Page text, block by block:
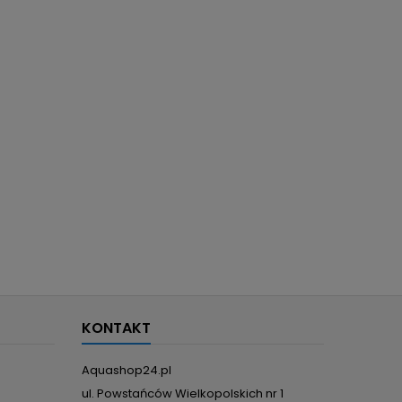
KONTAKT
Aquashop24.pl
ul. Powstańców Wielkopolskich nr 1